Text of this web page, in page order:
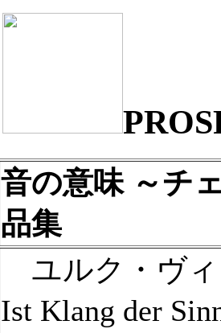
音の意味 ～チ
品集
ユルク・ヴィ
Ist Klang der